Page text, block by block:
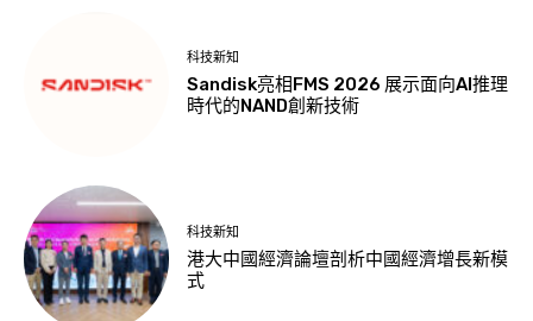
科技新知
Sandisk亮相FMS 2026 展示面向AI推理
時代的NAND創新技術
科技新知
港大中國經濟論壇剖析中國經濟增長新模
式